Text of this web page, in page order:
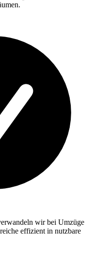
wir bei Umzüge
effizient in nutzbare